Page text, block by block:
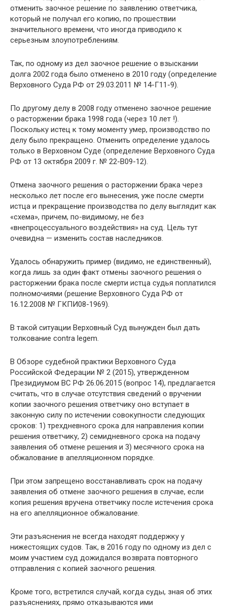
отменить заочное решение по заявлению ответчика,
который не получал его копию, по прошествии
значительного времени, что иногда приводило к
серьезным злоупотреблениям.
Так, по одному из дел заочное решение о взыскании
долга 2002 года было отменено в 2010 году (определение
Верховного Суда РФ от 29.03.2011 № 14-Г11-9).
По другому делу в 2008 году отменено заочное решение
о расторжении брака 1998 года (через 10 лет !).
Поскольку истец к тому моменту умер, производство по
делу было прекращено. Отменить определение удалось
только в Верховном Суде (определение Верховного Суда
РФ от 13 октября 2009 г. № 22-В09-12).
Отмена заочного решения о расторжении брака через
несколько лет после его вынесения, уже после смерти
истца и прекращение производства по делу выглядит как
«схема», причем, по-видимому, не без
«внепроцессуального воздействия» на суд. Цель тут
очевидна — изменить состав наследников.
Удалось обнаружить пример (видимо, не единственный),
когда лишь за один факт отмены заочного решения о
расторжении брака после смерти истца судья поплатился
полномочиями (решение Верховного Суда РФ от
16.12.2008 № ГКПИ08-1969).
В такой ситуации Верховный Суд вынужден был дать
толкование contra legem.
В Обзоре судебной практики Верховного Суда
Российской Федерации № 2 (2015), утвержденном
Президиумом ВС РФ 26.06.2015 (вопрос 14), предлагается
считать, что в случае отсутствия сведений о вручении
копии заочного решения ответчику оно вступает в
законную силу по истечении совокупности следующих
сроков: 1) трехдневного срока для направления копии
решения ответчику, 2) семидневного срока на подачу
заявления об отмене решения и 3) месячного срока на
обжалование в апелляционном порядке.
При этом запрещено восстанавливать срок на подачу
заявления об отмене заочного решения в случае, если
копия решения вручена ответчику после истечения срока
на его апелляционное обжалование.
Эти разъяснения не всегда находят поддержку у
нижестоящих судов. Так, в 2016 году по одному из дел с
моим участием суд дожидался возврата повторного
отправления с копией заочного решения.
Кроме того, встретился случай, когда суды, зная об этих
разъяснениях, прямо отказываются ими